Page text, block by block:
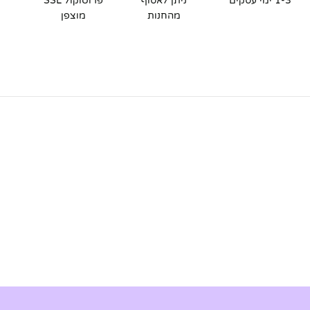
מהחנות
מוצפן